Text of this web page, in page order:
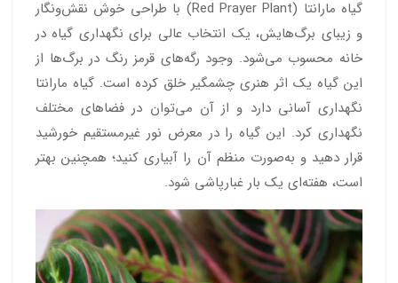
گیاه مارانتا (Red Prayer Plant) با طراحی خوش ‌نقش‌ونگار
و زیبای برگ‌هایش، یک انتخاب عالی برای نگهداری گیاه در
خانه محسوب می‌شود. وجود رگه‌های قرمز رنگ در برگ‌ها از
این گیاه یک اثر هنری چشمگیر خلق کرده است. گیاه مارانتا
نگهداری آسانی دارد و از آن می‌توان در فضاهای مختلف
نگهداری کرد. این گیاه را در معرض نور غیرمستقیم خورشید
قرار دهید و به‌صورت منظم آن را آبیاری کنید؛ همچنین بهتر
است، هفته‌ای یک بار غبارپاشی شود.